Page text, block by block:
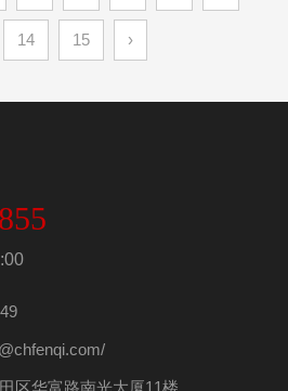
14 15 ›
区华富路南光大厦11楼